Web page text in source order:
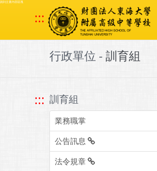
跳到主要內容區塊
:::
行政單位 - 訓育組
::: 訓育組
業務職掌
公告訊息
法令規章